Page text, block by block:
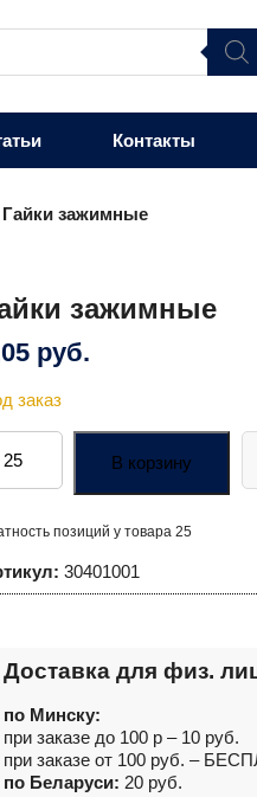
Контакты
Гайки зажимные
зажимные
руб.
заказ
В корзину
позиций у товара 25
30401001
Доставка для физ.
по Минску:
при заказе до 100 р – 10 руб.
при заказе от 100 руб. –
по Беларуси: 20 руб.